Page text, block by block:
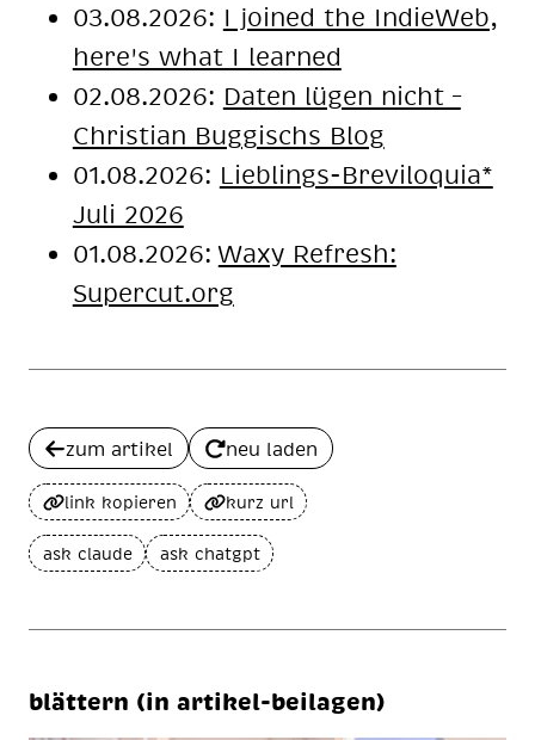
03.08.2026: I joined the IndieWeb,
here's what I learned
02.08.2026: Daten lügen nicht –
Christian Buggischs Blog
01.08.2026: Lieblings-Breviloquia*
Juli 2026
01.08.2026:Waxy Refresh:
Supercut.org
zum artikel neu laden
link kopieren kurz url
ask claude ask chatgpt
blättern (in artikel-beilagen)